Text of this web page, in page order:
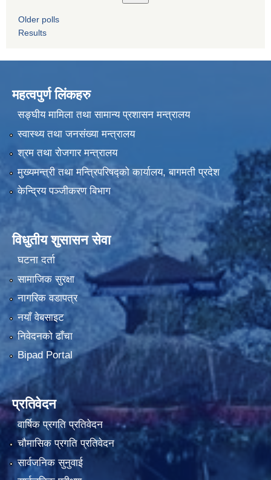
Older polls
Results
महत्वपुर्ण लिंकहरु
सङ्घीय मामिला तथा सामान्य प्रशासन मन्त्रालय
स्वास्थ्य तथा जनसंख्या मन्त्रालय
श्रम तथा रोजगार मन्त्रालय
मुख्यमन्त्री तथा मन्त्रिपरिषद्को कार्यालय, बागमती प्रदेश
केन्द्रिय पञ्जीकरण बिभाग
विधुतीय शुसासन सेवा
घटना दर्ता
सामाजिक सुरक्षा
नागरिक वडापत्र
नयाँ वेबसाइट
निवेदनको ढाँचा
Bipad Portal
प्रतिवेदन
वार्षिक प्रगति प्रतिवेदन
चौमासिक प्रगति प्रतिवेदन
सार्वजनिक सुनुवाई